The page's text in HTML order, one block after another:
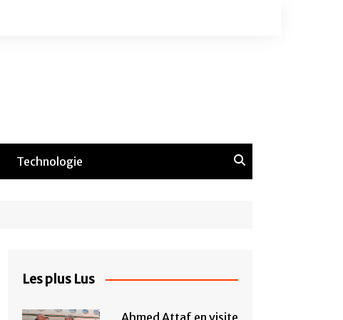
Technologie
Les plus Lus
Ahmed Attaf en visite